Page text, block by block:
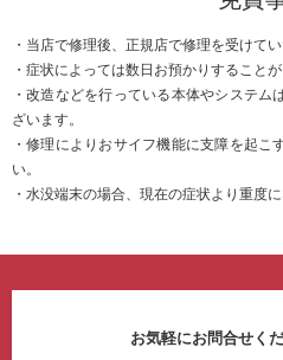
・当店で修理後、正規店で修理を受けて
・症状によっては数日お預かりすることが
・改造などを行っている本体やシステ
ざいます。
・修理によりおサイフ機能に支障を起こ
い。
・水没端末の場合、現在の症状より重度
お気軽にお問合せく